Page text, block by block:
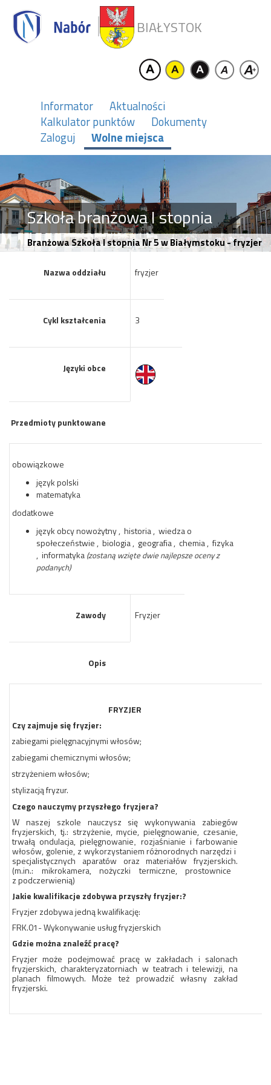
BIAŁYSTOK
Informator
Aktualności
Kalkulator punktów
Dokumenty
Zaloguj
Wolne miejsca
Szkoła branżowa I stopnia
Branżowa Szkoła I stopnia Nr 5 w Białymstoku - fryzjer
Nazwa oddziału fryzjer
Cykl kształcenia 3
Języki obce
Przedmioty punktowane
obowiązkowe
język polski
matematyka
dodatkowe
język obcy nowożytny , historia , wiedza o
społeczeństwie , biologia , geografia , chemia , fizyka
, informatyka (zostaną wzięte dwie najlepsze oceny z
podanych)
Zawody Fryzjer
Opis
FRYZJER
Czy zajmuje się fryzjer:
zabiegami pielęgnacyjnymi włosów;
zabiegami chemicznymi włosów;
strzyżeniem włosów;
stylizacją fryzur.
Czego nauczymy przyszłego fryzjera?
W naszej szkole nauczysz się wykonywania zabiegów
fryzjerskich, tj.: strzyżenie, mycie, pielęgnowanie, czesanie,
trwałą ondulacja, pielęgnowanie rozjaśnianie i farbowanie
włosów, golenie, z wykorzystaniem różnorodnych narzędzi i
specjalistycznych aparatów oraz materiałów fryzjerskich.
(m.in.: mikrokamera, nożyczki termiczne, prostownice
z podczerwienią)
Jakie kwalifikacje zdobywa przyszły fryzjer:?
Fryzjer zdobywa jedną kwalifikację:
FRK.01- Wykonywanie usług fryzjerskich
Gdzie można znaleźć pracę?
Fryzjer może podejmować pracę w zakładach i salonach
fryzjerskich, charakteryzatorniach w teatrach i telewizji, na
planach filmowych. Może też prowadzić własny zakład
fryzjerski.